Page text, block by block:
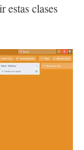
estas clases